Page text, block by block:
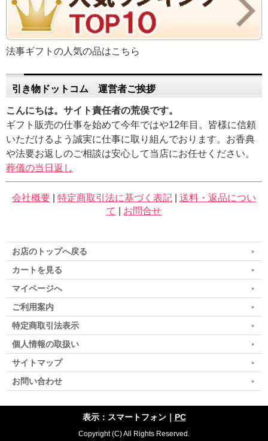
法事ギフトの人気の品はこちら
引き物ドットコム 運営者ご挨拶
こんにちは。サイト責任者の荒俣です。
ギフト販売の仕事を始めて今年ではや12年目。皆様に信頼
いただけるよう誠実に仕事に取り組んでおります。お香典
や法要お返しのご相談は安心して当店にお任せください。
葬儀の当日返し
会社概要 特定商取引法に基づく表記
送料・返品につい
て
お問合せ
お店のトップへ戻る
カートを見る
マイページへ
ご利用案内
特定商取引法表示
個人情報の取扱い
サイトマップ
お問い合わせ
表示：スマートフォン｜ PC
Copyright (C) All Rights Reserved.